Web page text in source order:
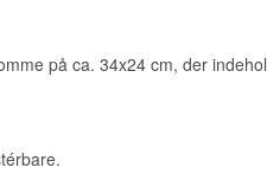
på ca. 34x24 cm, der